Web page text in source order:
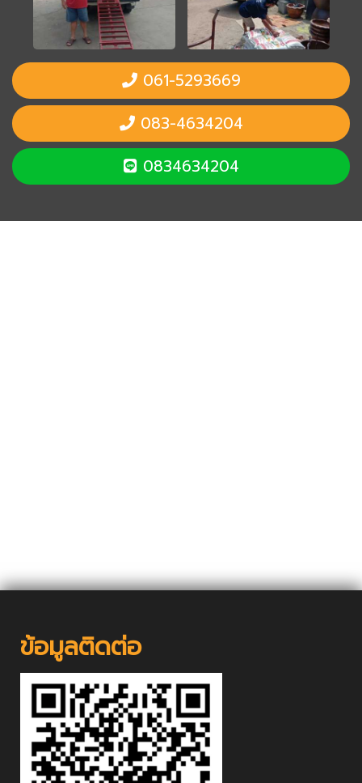
061-5293669
083-4634204
0834634204
ข้อมูลติดต่อ